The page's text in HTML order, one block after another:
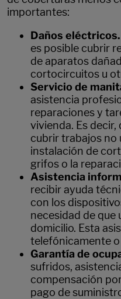
importantes:
Daños eléctricos.
es posible cubrir
de aparatos
cortocircuitos u
Servicio de
asistencia
reparaciones y
vivienda. Es
cubrir trabajos no
instalación de
grifos o la
Asistencia
recibir ayuda
con los
necesidad de que
domicilio. Esta
telefónicamente
Garantía de
sufridos,
compensación
pago de